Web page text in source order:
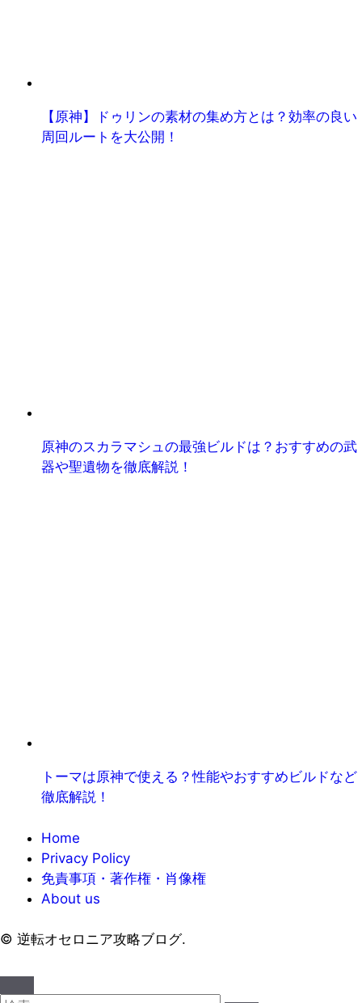
【原神】ドゥリンの素材の集め方とは？効率の良い
周回ルートを大公開！
原神のスカラマシュの最強ビルドは？おすすめの武
器や聖遺物を徹底解説！
トーマは原神で使える？性能やおすすめビルドなど
徹底解説！
Home
Privacy Policy
免責事項・著作権・肖像権
About us
© 逆転オセロニア攻略ブログ.